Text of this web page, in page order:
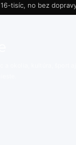
no bez dopravy do